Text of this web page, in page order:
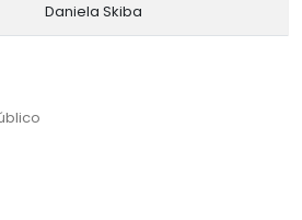
Daniela Skiba